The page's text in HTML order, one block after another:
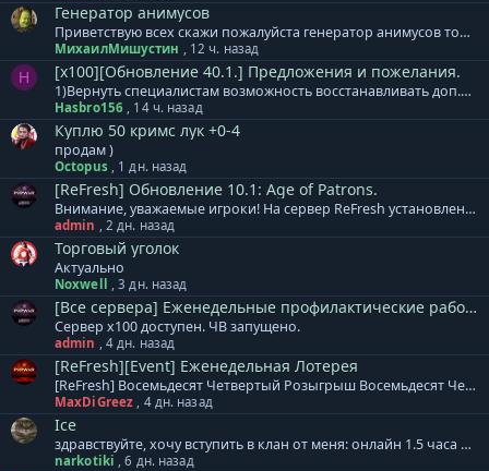
Генератор анимусов
Приветствую всех скажи пожалуйста генератор анимусов точиться модиками 1-3невежи до+3 я уже штук 30 этих модиков потратил макс до +2
МихаилМишустин , 12 ч. назад
H [x100][Обновление 40.1.] Предложения и пожелания.
1)Вернуть специалистам возможность восстанавливать доп.деф. 2)Уменьшить откат ВВ. 3) исправить Анимусы, после смерти хозяина, Изида продолжает наносить урон. 4) выделение по ТАВ, убрать возможность выделять анимусов по ТАВ, очень мешает.
Hasbro156 , 14 ч. назад
Куплю 50 кримс лук +0-4
продам )
Octopus , 1 дн. назад
[ReFresh] Обновление 10.1: Age of Patrons.
Внимание, уважаемые игроки! На сервер ReFresh установлено дополнение к обновлению. В него вошло: + Специалистам расы Акретия теперь доступны новые гранатометы. Леон, Реликт, Кримсон. + Изменен тип атаки МАУ. Скиталец - одиночная атака, Зодчий - массовая атака. + Скорректированы награды и количество монстров в Cash версиях кампаний. Месть Аборигенов, Война за Элан, Эльфийский Переполох. + Массовое ослабление монстров в Землях Эльфов по группам. + Увеличен урон турелей 65 уровня. + Локационные квесты Этера перенесены к одному npc в центр локации. + Все оружие Леона выведено в отдельные модели, добавлены свечения для уникального внешнего вида. База знаний сервера ReFresh - ссылка. Готовый клиент игры для сервера ReFresh: Клиент на | Клиент на | Клиент на | Клиент на нашем сервере
admin , 2 дн. назад
Торговый уголок
Актуально
Noxwell ,3 дн. назад
[Все сервера] Еженедельные профилактические работы.
Сервер x100 доступен. ЧВ запущено.
admin , 4 дн. назад
[ReFresh][Event] Еженедельная Лотерея
[ReFresh] Восемьдесят Четвертый Розыгрыш Восемьдесят Четвертый розыгрыш произойдет 10.08.2026, среди всех участников будет разыграно: 3000 Очков Кампаний или [Кристалл Восстановления] 2000 Ивентовых Очков или [Кристалл Восстановления] 2000 Ивентовых Очков или [Кристалл Восстановления] ДДД бижутерия на выбор или [Кристалл Восстановления] ДДД бижутерия на выбор или [Кристалл Восстановления] ДДД бижутерия на выбор или [Кристалл Восстановления] [Тип-С] Хрупкий Мод.Невежества [4-6] или [Кристалл Восстановления] [Тип-С] Хрупкий Мод.Невежества [4-6] или [Кристалл Восстановления] [Тип-С] Хрупкий Мод.Невежества [4-6] или [Кристалл Восстановления] Cash Валюта 1250 GP Cash Валюта 1000 GP Cash Валюта 750 GP Дополнение к лотерее: + Ограничений по количеству билетов для аккаунта и/или персонажа - НЕТ. Все билеты участвуют в розыгрыше. + Перенос на другой аккаунт не осуществляется! + Выигранный приз НЕОБХОДИМО забрать в течение 7 дней. И помните, чем больше билетов, тем БОЛЬШЕ ШАНСОВ НА ПОБЕДУ!
MaxDiGreez , 4 дн. назад
Ice
здравствуйте, хочу вступить в клан от меня: онлайн 1.5 часа на пб от вас: лампа атаки
narkotiki ,6 дн. назад